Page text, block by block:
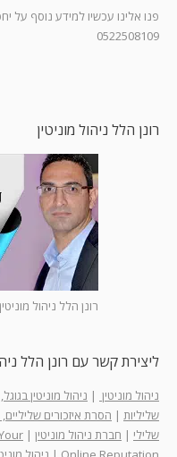
פנו אלינו עכשיו למידע נוסף על
0522508109
רונן הלל ניהול מוניטין
רונן הלל ניהול מוניטין
ליצירת קשר עם רונן הלל
ניהול מוניטין | ניהול מוניטין
שליליות | הסרת איזכורים
שלילי | חברת ניהול מוניטין |